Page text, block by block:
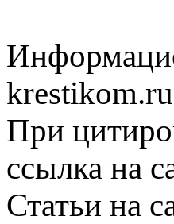
При
ссылка на
Статьи на